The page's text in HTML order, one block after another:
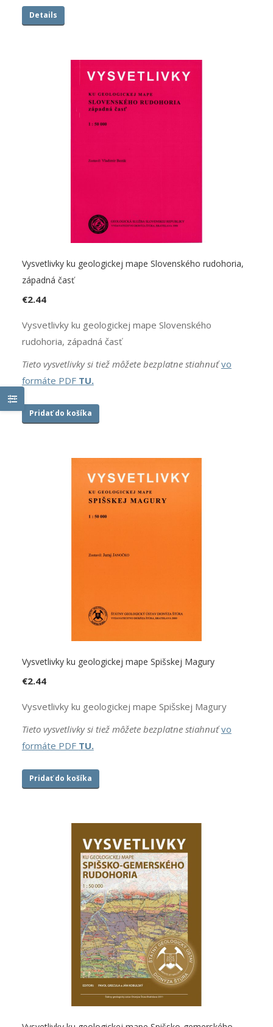
Details
Vysvetlivky ku geologickej mape Slovenského rudohoria,
západná časť
€2.44
Vysvetlivky ku geologickej mape Slovenského
rudohoria, západná časť
Tieto vysvetlivky si tiež môžete bezplatne stiahnuť vo
formáte PDF TU.
Pridať do košíka
Vysvetlivky ku geologickej mape Spišskej Magury
€2.44
Vysvetlivky ku geologickej mape Spišskej Magury
Tieto vysvetlivky si tiež môžete bezplatne stiahnuť vo
formáte PDF TU.
Pridať do košíka